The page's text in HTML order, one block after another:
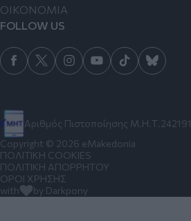
Αριθμός Πιστοποίησης Μ.Η.Τ.242191
ΟΙΚΟΝΟΜΙΑ
FOLLOW US
Copyright © 2026 eMakedonia
ΠΟΛΙΤΙΚΗ COOKIES
ΠΟΛΙΤΙΚΗ ΑΠΟΡΡΗΤΟΥ
ΟΡΟΙ ΧΡΗΣΗΣ
with
by Darkpony